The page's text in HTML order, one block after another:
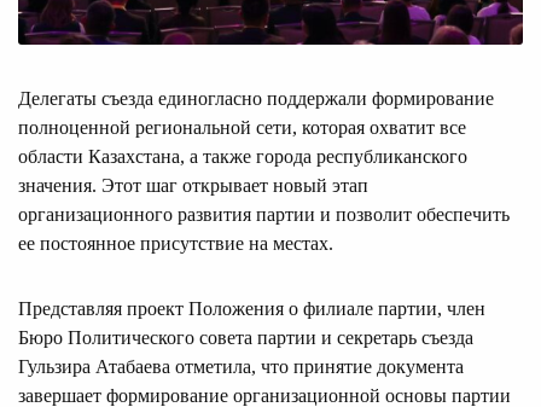
Делегаты съезда единогласно поддержали формирование
полноценной региональной сети, которая охватит все
области Казахстана, а также города республиканского
значения. Этот шаг открывает новый этап
организационного развития партии и позволит обеспечить
ее постоянное присутствие на местах.
Представляя проект Положения о филиале партии, член
Бюро Политического совета партии и секретарь съезда
Гульзира Атабаева отметила, что принятие документа
завершает формирование организационной основы партии